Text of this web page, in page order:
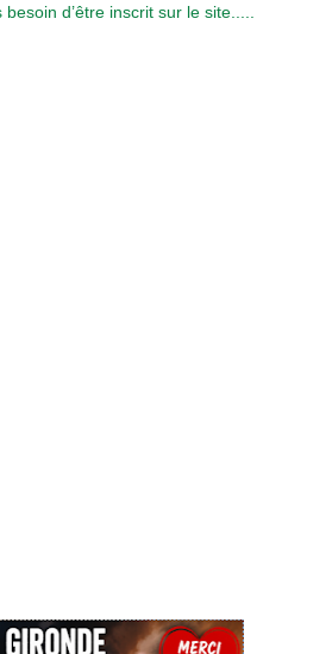
d’être inscrit sur le site.....